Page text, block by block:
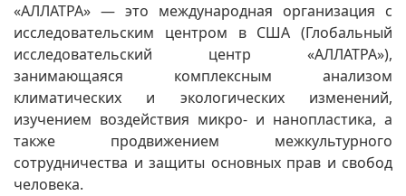
«АЛЛАТРА» — это международная организация с
исследовательским центром в США (Глобальный
исследовательский центр «АЛЛАТРА»),
занимающаяся комплексным анализом
климатических и экологических изменений,
изучением воздействия микро- и нанопластика, а
также продвижением межкультурного
сотрудничества и защиты основных прав и свобод
человека.